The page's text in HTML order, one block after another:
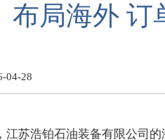
布局海外 订
04-28
江苏浩铂石油装备有限公司